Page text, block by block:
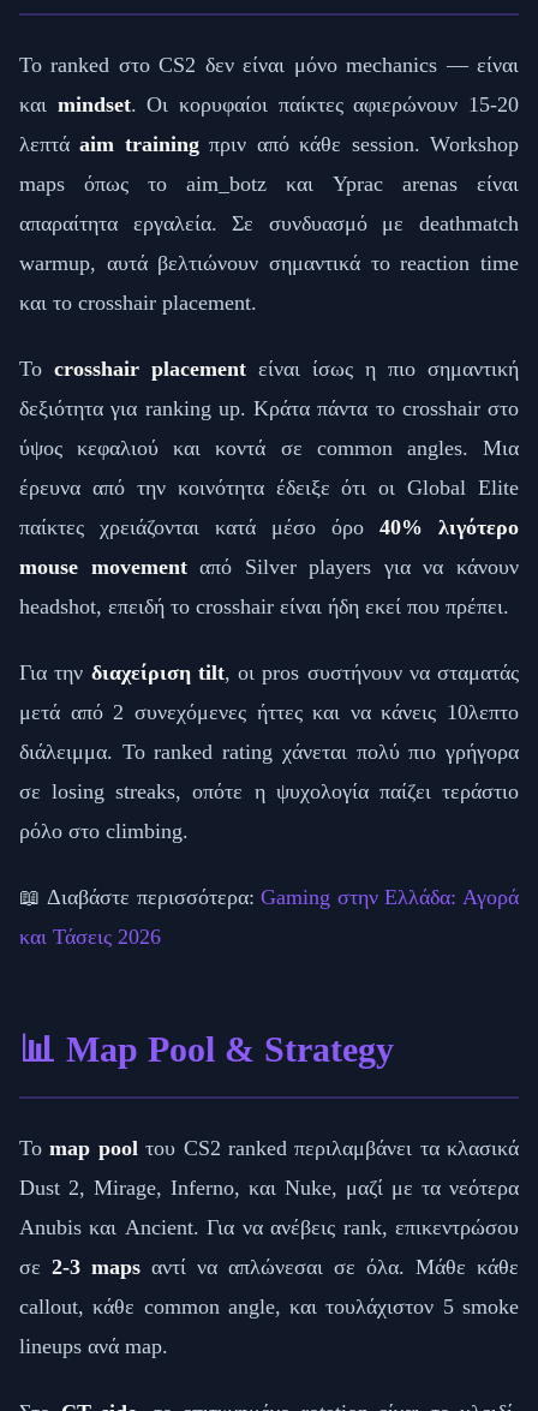
Το ranked στο CS2 δεν είναι μόνο mechanics — είναι
και mindset. Οι κορυφαίοι παίκτες αφιερώνουν 15-20
λεπτάaim trainingπριν από κάθε session. Workshop
maps όπως το aim_botz και Yprac arenas είναι
απαραίτητα εργαλεία. Σε συνδυασμό με deathmatch
warmup, αυτά βελτιώνουν σημαντικά το reaction time
και το crosshair placement.
Το crosshair placement είναι ίσως η πιο σημαντική
δεξιότητα για ranking up. Κράτα πάντα το crosshair στο
ύψος κεφαλιού και κοντά σε common angles. Μια
έρευνα από την κοινότητα έδειξε ότι οι Global Elite
παίκτες χρειάζονται κατά μέσο όρο 40% λιγότερο
mouse movementαπό Silver players για να κάνουν
headshot, επειδή το crosshair είναι ήδη εκεί που πρέπει.
Για την διαχείριση tilt, οι pros συστήνουν να σταματάς
μετά από 2 συνεχόμενες ήττες και να κάνεις 10λεπτο
διάλειμμα. Το ranked rating χάνεται πολύ πιο γρήγορα
σε losing streaks, οπότε η ψυχολογία παίζει τεράστιο
ρόλο στο climbing.
📖 Διαβάστε περισσότερα:Gaming στην Ελλάδα: Αγορά
και Τάσεις 2026
📊 Map Pool & Strategy
Τοmap pool του CS2 ranked περιλαμβάνει τα κλασικά
Dust 2, Mirage, Inferno, και Nuke, μαζί με τα νεότερα
Anubis και Ancient. Για να ανέβεις rank, επικεντρώσου
σε 2-3 maps αντί να απλώνεσαι σε όλα. Μάθε κάθε
callout, κάθε common angle, και τουλάχιστον 5 smoke
lineups ανά map.